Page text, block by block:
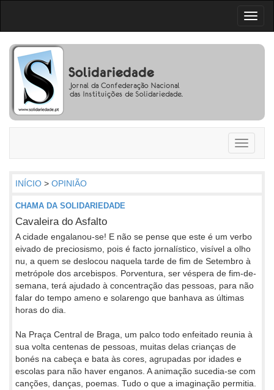
Toggle
INÍCIO > OPINIÃO
CHAMA DA SOLIDARIEDADE
Cavaleira do Asfalto
A cidade engalanou-se! E não se pense que este é um verbo
eivado de preciosismo, pois é facto jornalístico, visível a olho
nu, a quem se deslocou naquela tarde de fim de Setembro à
metrópole dos arcebispos. Porventura, ser véspera de fim-de-
semana, terá ajudado à concentração das pessoas, para não
falar do tempo ameno e solarengo que banhava as últimas
horas do dia.
Na Praça Central de Braga, um palco todo enfeitado reunia à
sua volta centenas de pessoas, muitas delas crianças de
bonés na cabeça e bata às cores, agrupadas por idades e
escolas para não haver enganos. A animação sucedia-se com
canções, danças, poemas. Tudo o que a imaginação permitia.